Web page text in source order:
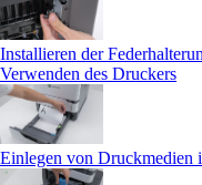
Installieren der
Verwenden des Druckers
Einlegen von Druckmedien